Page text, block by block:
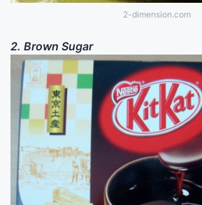
2-dimension.com
2. Brown Sugar